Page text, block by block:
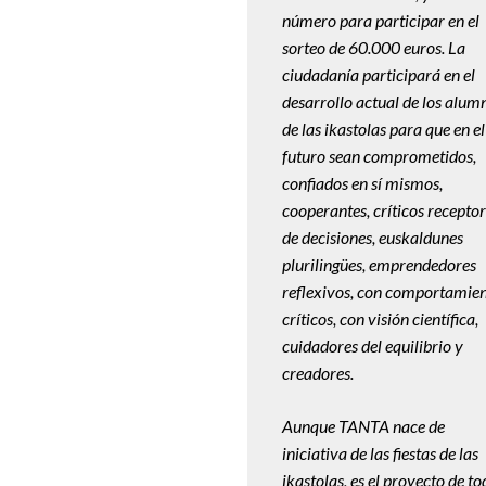
número para participar en el
sorteo de 60.000 euros. La
ciudadanía participará en el
desarrollo actual de los
de las ikastolas para que en el
futuro sean comprometidos,
confiados en sí mismos,
cooperantes, críticos
de decisiones, euskaldunes
plurilingües, emprendedores
reflexivos, con
críticos, con visión científica,
cuidadores del equilibrio y
creadores.
Aunque TANTA nace de
iniciativa de las fiestas de las
ikastolas, es el proyecto de